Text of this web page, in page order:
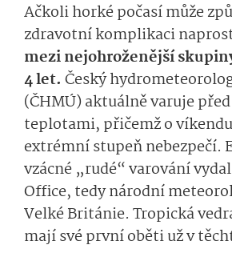
Ačkoli horké počasí může
zdravotní komplikaci
mezi nejohroženější
4 let. Český
(ČHMÚ) aktuálně varuje
teplotami, přičemž o
extrémní stupeň nebezpečí.
vzácné „rudé“ varování
Office, tedy národní
Velké Británie. Tropická
mají své první oběti už v